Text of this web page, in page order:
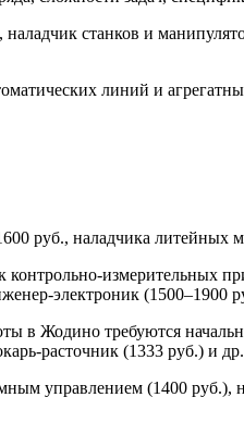
станков и
линий и
руб., наладчика литейных
измерительных
электроник (1500–1900
в Жодино требуются
расточник (1333 руб.) и др.
управлением (1400 руб.),